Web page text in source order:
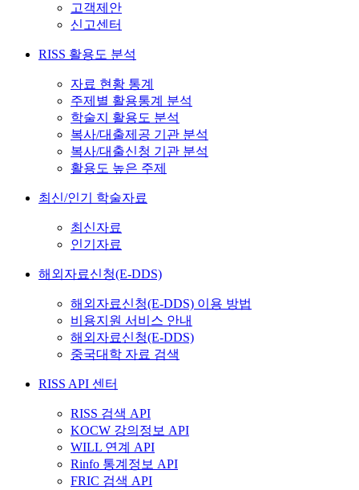
고객제안
신고센터
RISS 활용도 분석
자료 현황 통계
주제별 활용통계 분석
학술지 활용도 분석
복사/대출제공 기관 분석
복사/대출신청 기관 분석
활용도 높은 주제
최신/인기 학술자료
최신자료
인기자료
해외자료신청(E-DDS)
해외자료신청(E-DDS) 이용 방법
비용지원 서비스 안내
해외자료신청(E-DDS)
중국대학 자료 검색
RISS API 센터
RISS 검색 API
KOCW 강의정보 API
WILL 연계 API
Rinfo 통계정보 API
FRIC 검색 API